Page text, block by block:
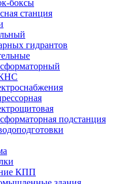
боксы
станция
гидрантов
КНС
подстанция
КПП